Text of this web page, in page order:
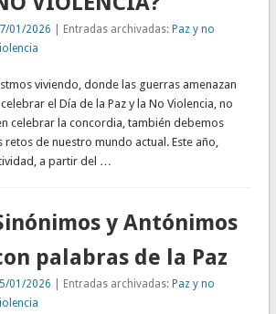
01/2026 | Entradas archivadas:Paz y no
viviendo, donde las guerras amenazan
el Día de la Paz y la No Violencia, no
celebrar la concordia, también debemos
de nuestro mundo actual. Este año,
a partir del …
y Antónimos
palabras de la Paz
01/2026 | Entradas archivadas:Paz y no